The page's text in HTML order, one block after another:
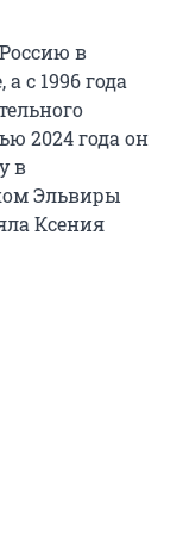
в
с 1996 года
2024 года он
в
Эльвиры
Ксения